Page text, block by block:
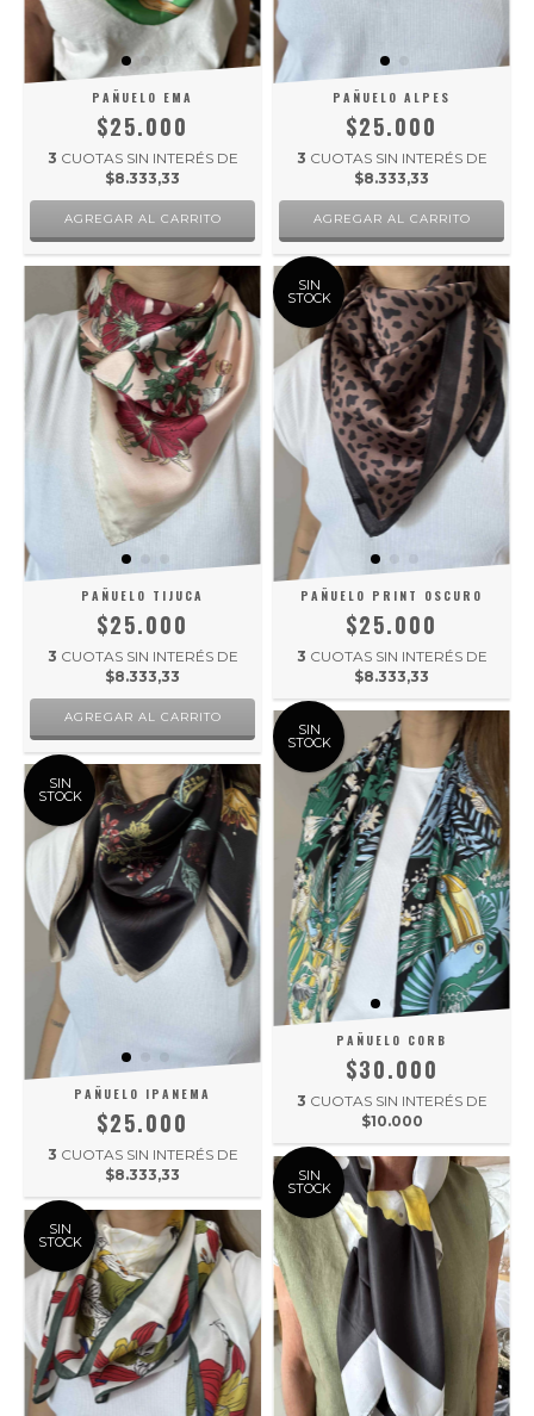
PAÑUELO EMA
$25.000
3 CUOTAS SIN INTERÉS DE
$8.333,33
PAÑUELO ALPES
$25.000
3 CUOTAS SIN INTERÉS DE
$8.333,33
PAÑUELO TIJUCA
$25.000
3 CUOTAS SIN INTERÉS DE
$8.333,33
SIN
STOCK
PAÑUELO PRINT OSCURO
$25.000
3 CUOTAS SIN INTERÉS DE
$8.333,33
SIN
STOCK
PAÑUELO IPANEMA
$25.000
3 CUOTAS SIN INTERÉS DE
$8.333,33
SIN
STOCK
PAÑUELO CORB
$30.000
3 CUOTAS SIN INTERÉS DE
$10.000
SIN
STOCK
SIN
STOCK